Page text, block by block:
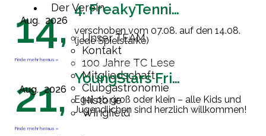
Der Verein
Unser TEAM
Kontakt
100 Jahre TC Lese
Mitgliedschaft
Clubgastronomie
Historie
Wingfield
Aug.
14,
2026
4. FreakyTennisFriday
verschoben vom 07.08. auf den 14.08.
(jede Spielstärke)
Finde mehr heraus »
Aug.
21,
2026
YoungStars Friday
Egal ob groß oder klein – alle Kids und
Jugendlichen sind herzlich willkommen!
Finde mehr heraus »